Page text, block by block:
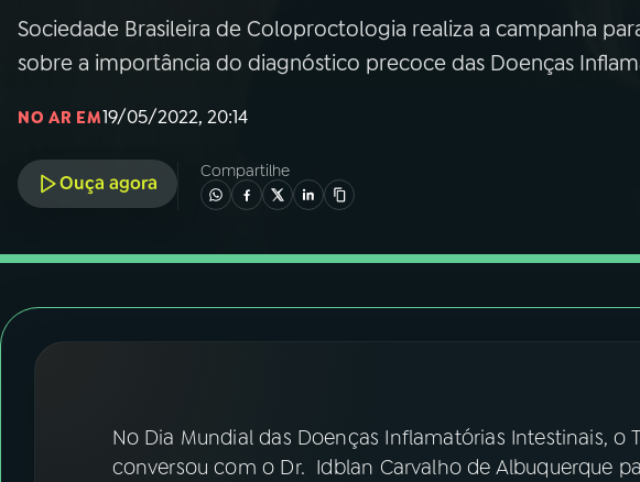
03PROGRAMAÇÃO
ACOMPANHE A RÁDIO NACIONAL
Sociedade Brasileira de Coloproctologia realiza a campanha
sobre a importância do diagnóstico precoce das Doenças
NO AR EM19/05/2022, 20:14
Ouça agora
Compartilhe
No Dia Mundial das Doenças Inflamatórias Intestinais, o
conversou com o Dr. Idblan Carvalho de Albuquerque